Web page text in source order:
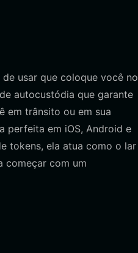
usar que coloque você no
autocustódia que garante
em trânsito ou em sua
perfeita em iOS, Android e
tokens, ela atua como o lar
começar com um